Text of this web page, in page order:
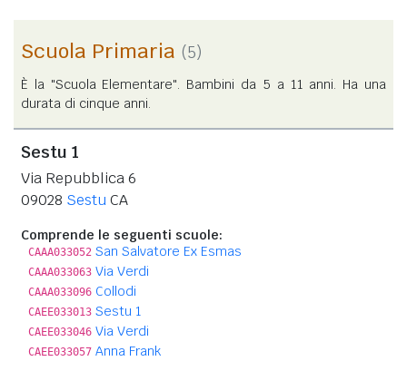
Scuola Primaria (5)
È la "Scuola Elementare". Bambini da 5 a 11 anni. Ha una
durata di cinque anni.
Sestu 1
Via Repubblica 6
09028 SestuCA
Comprende le seguenti scuole:
CAAA033052 San Salvatore Ex Esmas
CAAA033063 Via Verdi
CAAA033096 Collodi
CAEE033013 Sestu 1
CAEE033046 Via Verdi
CAEE033057 Anna Frank